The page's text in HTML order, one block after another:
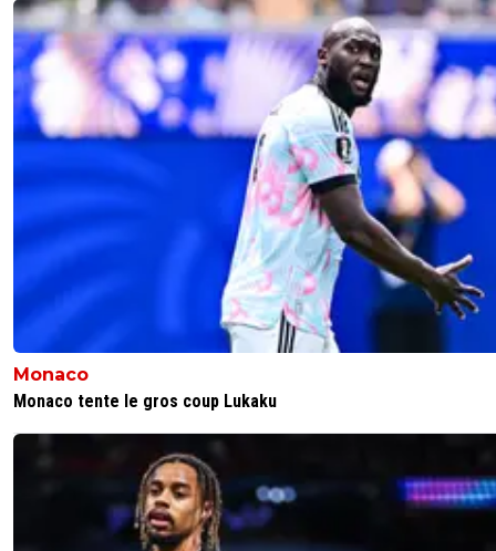
y aura de toute facon des réussites mais aussi
échecs et a se prix c'est pas dramatique
1+ Répondre
silhent38 26 juin 2026 à 10:39 +347
Peur de quoi ? Faisons confiance au dirigeant par
de se que j'ai vu et lu c'est un excellent joueur
potentiel certain . Comme j'ai dit ceux qui joue a
manager le connaissent très bien c'est une
Répondre
26 juin 2026 à 11:12 29
Ouedraogo Wonderkids de FM. Après je peux
Ouedraogo ^^.
1+ Répondre
le-footeux-lucide
Monaco
Monaco tente le gros coup Lukaku